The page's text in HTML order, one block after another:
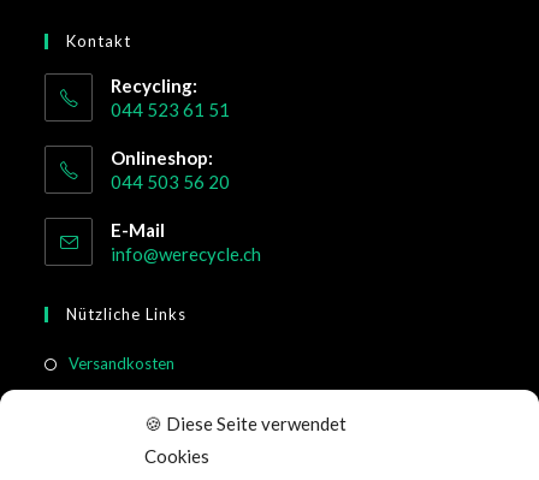
🍪 Diese Seite verwendet
Cookies
Kontakt
Recycling:
044 523 61 51
Onlineshop:
044 503 56 20
E-Mail
info@werecycle.ch
Nützliche Links
Versandkosten